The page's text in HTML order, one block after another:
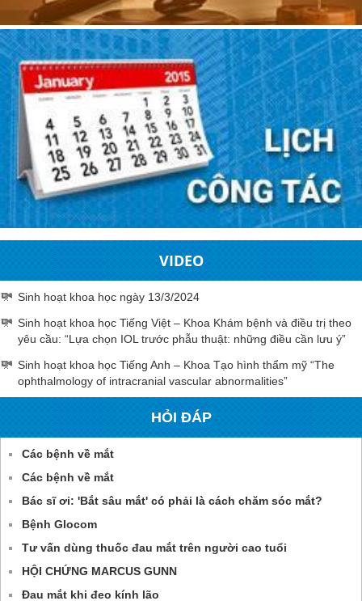
VIDEO
Sinh hoạt khoa học ngày 13/3/2024
Sinh hoạt khoa học Tiếng Việt – Khoa Khám bệnh và điều trị theo
yêu cầu: “Lựa chọn IOL trước phẫu thuật: những điều cần lưu ý”
Sinh hoạt khoa học Tiếng Anh – Khoa Tạo hình thẩm mỹ “The
ophthalmology of intracranial vascular abnormalities”
HỎI ĐÁP
Các bệnh về mắt
Các bệnh về mắt
Bác sĩ ơi: 'Bắt sâu mắt' có phải là cách chăm sóc mắt?
Bệnh Glocom
Tư vấn dùng thuốc đau mắt trên người cao tuổi
HỘI CHỨNG MARCUS GUNN
Đau mắt khi đeo kính lão